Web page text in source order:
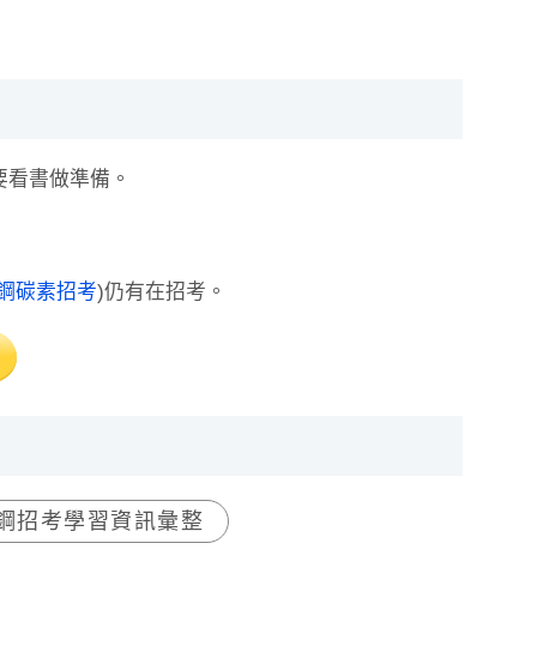
書做準備。
碳素招考)仍有在招考。
招考學習資訊彙整